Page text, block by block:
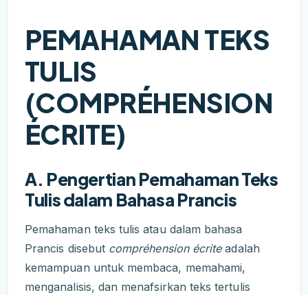
PEMAHAMAN TEKS
TULIS
(COMPRÉHENSION
ÉCRITE)
A. Pengertian Pemahaman Teks
Tulis dalam Bahasa Prancis
Pemahaman teks tulis atau dalam bahasa
Prancis disebut compréhension écriteadalah
kemampuan untuk membaca, memahami,
menganalisis, dan menafsirkan teks tertulis